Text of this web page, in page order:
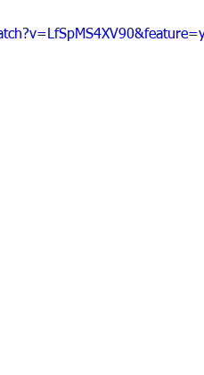
Jardín-2020 Transición-